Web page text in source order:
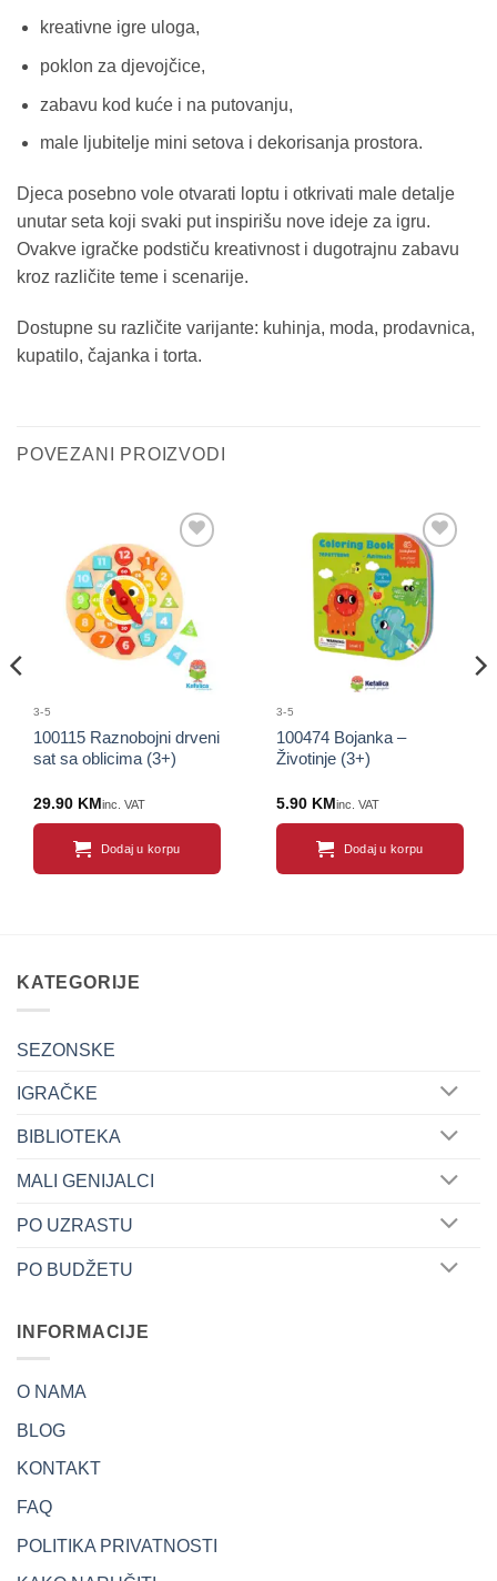
kreativne igre uloga,
poklon za djevojčice,
zabavu kod kuće i na putovanju,
male ljubitelje mini setova i dekorisanja prostora.
Djeca posebno vole otvarati loptu i otkrivati male detalje
unutar seta koji svaki put inspirišu nove ideje za igru.
Ovakve igračke podstiču kreativnost i dugotrajnu zabavu
kroz različite teme i scenarije.
Dostupne su različite varijante: kuhinja, moda, prodavnica,
kupatilo, čajanka i torta.
POVEZANI PROIZVODI
Sačuvaj
proizvod
3-5
100115 Raznobojni drveni
sat sa oblicima (3+)
29.90 KM inc. VAT
Dodaj u korpu
Sačuvaj
proizvod
3-5
100474 Bojanka –
Životinje (3+)
5.90 KM inc. VAT
Dodaj u korpu
KATEGORIJE
SEZONSKE
IGRAČKE
BIBLIOTEKA
MALI GENIJALCI
PO UZRASTU
PO BUDŽETU
INFORMACIJE
O NAMA
BLOG
KONTAKT
FAQ
POLITIKA PRIVATNOSTI